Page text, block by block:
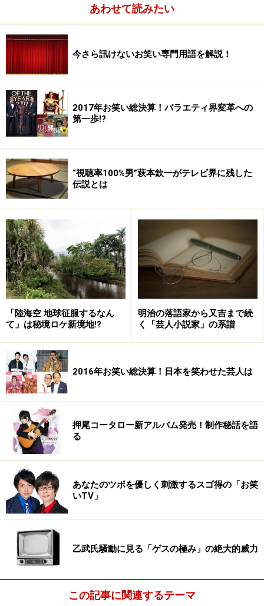
なぜかフリーに頼りがちな日テレ
はるか以前には、フジテレビに対抗してアイドル女子ア
ナユニット「DORA」を結成したこともある日本テレビ
ですが、ここ数年はバラエティで女子アナを積極的に売
り出していこうという意思が見られません。
むしろ『NEWS ZERO』の小林麻央、千花くららのよう
に、フリーの女性キャスターを育てていこうという姿勢
が目立ちます。西尾由佳理、宮崎宣子などバラエティ向
きの人材を擁していながら、ここぞという番組には外部
から起用しているのでは。
そこには何か理由があるような、ないような……。まあ、
気になる方はいろいろネット検索して調べてみてくださ
い(歯切れ悪!!)。
せっかくのエースが病気でダウンのTBS
TBSといえば、押しも押されもしないエース格の女子ア
ナが、小林麻央のお姉さんでもある小林麻耶でした。
「でした」って過去形で語ることもないんですが、ご存
知のとおり、先ごろ交通事故にあい、全治３週間と診断
されました。少なくともこの春の特番は大事を取ってお
休みするのではないでしょうか。
しかし、これまでバラエティで活躍していた川田亜子も
退社してフリーとなり、バラエティの得意な青木裕子
は、起用しづらい状況下と、急に人材不足になってしま
あわせて読みたい
今さら訊けないお笑い専門用語を解説！
2017年お笑い総決算！バラエティ界変革への
第一歩!?
“視聴率100%男”萩本欽一がテレビ界に残した
伝説とは
「陸海空 地球征服するなん
て」は秘境ロケ新境地!?
明治の落語家から又吉まで続
く「芸人小説家」の系譜
2016年お笑い総決算！日本を笑わせた芸人は
押尾コータロー新アルバム発売！制作秘話を語
る
あなたのツボを優しく刺激するスゴ得の「お笑
いTV」
乙武氏騒動に見る「ゲスの極み」の絶大的威力
この記事に関連するテーマ